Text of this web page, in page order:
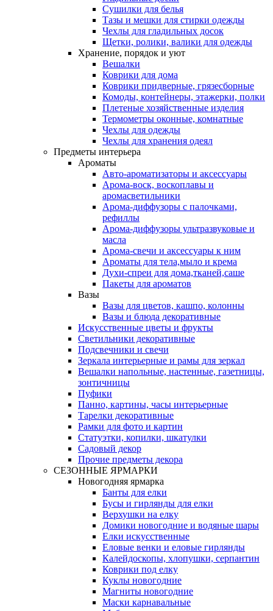
Сушилки для белья
Тазы и мешки для стирки одежды
Чехлы для гладильных досок
Щетки, ролики, валики для одежды
Хранение, порядок и уют
Вешалки
Коврики для дома
Коврики придверные, грязесборные
Комоды, контейнеры, этажерки, полки
Плетеные хозяйственные изделия
Термометры оконные, комнатные
Чехлы для одежды
Чехлы для хранения одеял
Предметы интерьера
Ароматы
Авто-ароматизаторы и аксессуары
Арома-воск, воскоплавы и
аромасветильники
Арома-диффузоры с палочками,
рефиллы
Арома-диффузоры ультразвуковые и
масла
Арома-свечи и аксессуары к ним
Ароматы для тела,мыло и крема
Духи-спреи для дома,тканей,саше
Пакеты для ароматов
Вазы
Вазы для цветов, кашпо, колонны
Вазы и блюда декоративные
Искусственные цветы и фрукты
Светильники декоративные
Подсвечники и свечи
Зеркала интерьерные и рамы для зеркал
Вешалки напольные, настенные, газетницы,
зонтичницы
Пуфики
Панно, картины, часы интерьерные
Тарелки декоративные
Рамки для фото и картин
Статуэтки, копилки, шкатулки
Садовый декор
Прочие предметы декора
СЕЗОННЫЕ ЯРМАРКИ
Новогодняя ярмарка
Банты для елки
Бусы и гирлянды для елки
Верхушки на елку
Домики новогодние и водяные шары
Елки искусственные
Еловые венки и еловые гирлянды
Калейдоскопы, хлопушки, серпантин
Коврики под елку
Куклы новогодние
Магниты новогодние
Маски карнавальные